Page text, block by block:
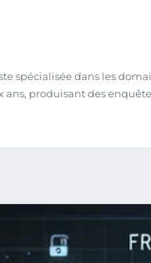
spécialisée dans les
produisant des